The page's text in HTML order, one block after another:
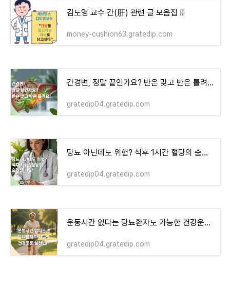
김도영 교수 간(肝) 관련 글 모음집 !!
money-cushion63.gratedip.com
간경변, 정말 끝인가요? 반은 맞고 반은 틀려요!
gratedip04.gratedip.com
당뇨 아닌데도 위험? 식후 1시간 혈당의 숨겨진 비밀!
gratedip04.gratedip.com
운동시간 없다는 당뇨환자도 가능한 건강운동 실천법!
gratedip04.gratedip.com